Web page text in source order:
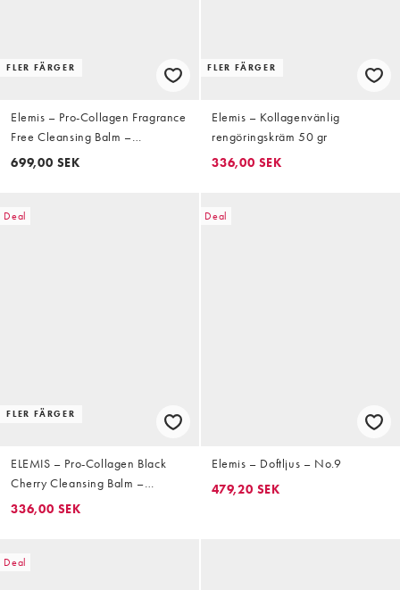
FLER FÄRGER
Elemis – Pro-Collagen Fragrance
Free Cleansing Balm –
Rengöringskräm, 100g
699,00 SEK
FLER FÄRGER
Elemis – Kollagenvänlig
rengöringskräm 50 gr
336,00 SEK
Deal
FLER FÄRGER
ELEMIS – Pro-Collagen Black
Cherry Cleansing Balm –
Rengöringskräm 50g
336,00 SEK
Deal
Elemis – Doftljus – No.9
479,20 SEK
Deal